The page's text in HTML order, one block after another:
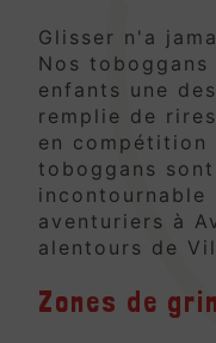
Glisser n'a
Nos
enfants une
remplie de
en compétition
toboggans
aventuriers à
alentours de
Zones de